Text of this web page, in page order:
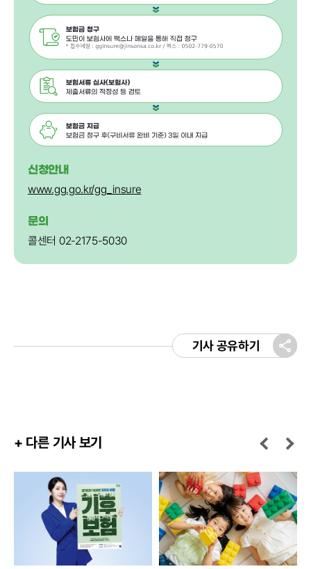
신청안내
www.gg.go.kr/gg_insure
문의
콜센터 02-2175-5030
기사 공유하기
+ 다른 기사 보기